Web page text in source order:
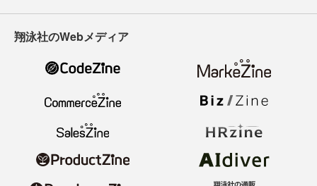
翔泳社のWebメディア